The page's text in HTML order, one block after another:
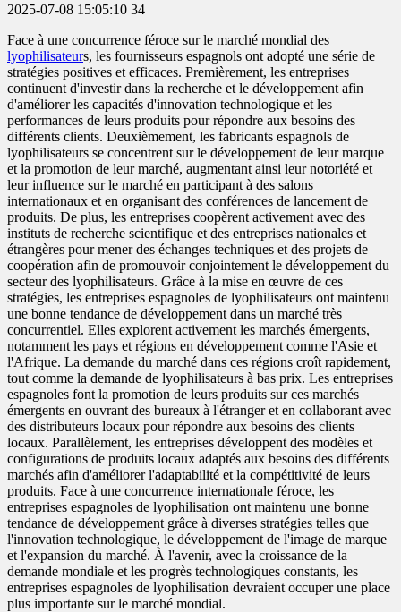
2025-07-08 15:05:10 34
Face à une concurrence féroce sur le marché mondial des
lyophilisateurs, les fournisseurs espagnols ont adopté une série de
stratégies positives et efficaces. Premièrement, les entreprises
continuent d'investir dans la recherche et le développement afin
d'améliorer les capacités d'innovation technologique et les
performances de leurs produits pour répondre aux besoins des
différents clients. Deuxièmement, les fabricants espagnols de
lyophilisateurs se concentrent sur le développement de leur marque
et la promotion de leur marché, augmentant ainsi leur notoriété et
leur influence sur le marché en participant à des salons
internationaux et en organisant des conférences de lancement de
produits. De plus, les entreprises coopèrent activement avec des
instituts de recherche scientifique et des entreprises nationales et
étrangères pour mener des échanges techniques et des projets de
coopération afin de promouvoir conjointement le développement du
secteur des lyophilisateurs. Grâce à la mise en œuvre de ces
stratégies, les entreprises espagnoles de lyophilisateurs ont maintenu
une bonne tendance de développement dans un marché très
concurrentiel. Elles explorent activement les marchés émergents,
notamment les pays et régions en développement comme l'Asie et
l'Afrique. La demande du marché dans ces régions croît rapidement,
tout comme la demande de lyophilisateurs à bas prix. Les entreprises
espagnoles font la promotion de leurs produits sur ces marchés
émergents en ouvrant des bureaux à l'étranger et en collaborant avec
des distributeurs locaux pour répondre aux besoins des clients
locaux. Parallèlement, les entreprises développent des modèles et
configurations de produits locaux adaptés aux besoins des différents
marchés afin d'améliorer l'adaptabilité et la compétitivité de leurs
produits. Face à une concurrence internationale féroce, les
entreprises espagnoles de lyophilisation ont maintenu une bonne
tendance de développement grâce à diverses stratégies telles que
l'innovation technologique, le développement de l'image de marque
et l'expansion du marché. À l'avenir, avec la croissance de la
demande mondiale et les progrès technologiques constants, les
entreprises espagnoles de lyophilisation devraient occuper une place
plus importante sur le marché mondial.